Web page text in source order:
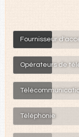
Fournisseur
Opérateurs de
Téléphonie